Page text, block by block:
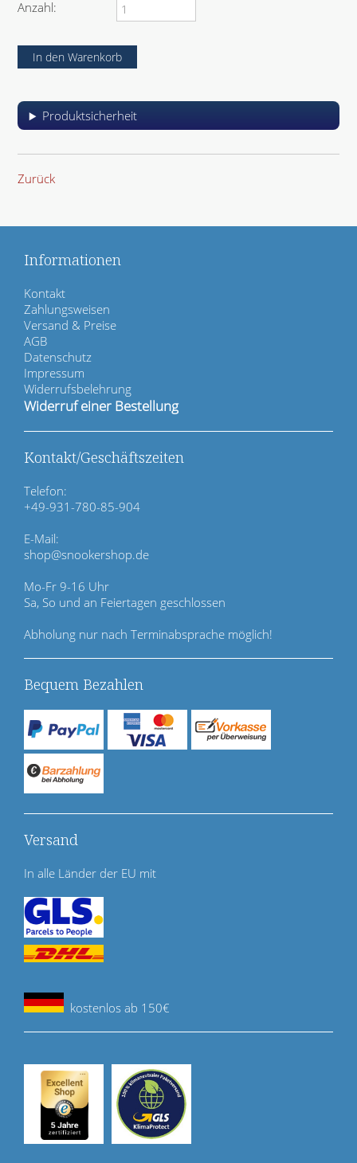
e
Anzahl:
Produktsicherheit
Zurück
Informationen
N
a
v
i
g
a
t
i
n
ü
b
e
r
p
r
i
n
g
e
n
Kontakt
Zahlungsweisen
Versand & Preise
AGB
Datenschutz
Impressum
Widerrufsbelehrung
Widerruf einer Bestellung
Kontakt/Geschäftszeiten
Telefon:
+49-931-780-85-904
E-Mail:
shop@snookershop.de
Mo-Fr 9-16 Uhr
Sa, So und an Feiertagen geschlossen
Abholung nur nach Terminabsprache möglich!
Bequem Bezahlen
Versand
In alle Länder der EU mit
kostenlos ab 150€